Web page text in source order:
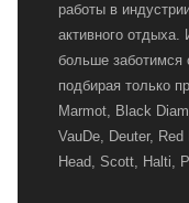
работы в
активного
больше заботимся
подбирая только
Marmot, Black
VauDe, Deuter,
Head, Scott, Halti,